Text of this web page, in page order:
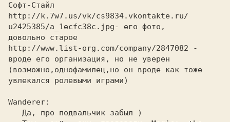
Софт-Стайл
http://k.7w7.us/vk/cs9834.vkontakte.ru/
u2425385/a_1ecfcЗ8c.jpg- его фото,
довольно старое
http://www.list-org.com/company/2847082 -
вроде его организация, но не уверен
(возможно,однофамилец,но он вроде как тоже
увлекался ролевыми играми)
Wanderer: